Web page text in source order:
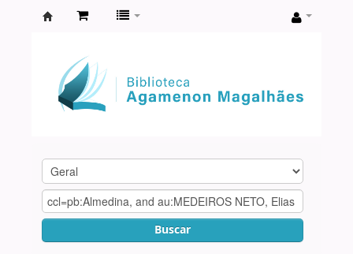
Agamenon
Magalhães
Buscar